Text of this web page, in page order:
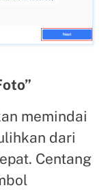
memindai
dari
Centang